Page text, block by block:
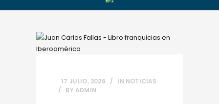
17 JULIO, 2026 IN NOTICIAS
BY ADMIN